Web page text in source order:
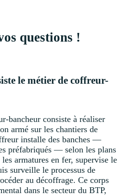
questions !
le métier de coffreur-
bancheur consiste à réaliser
armé sur les chantiers de
installe des banches —
préfabriqués — selon les plans
armatures en fer, supervise le
surveille le processus de
au décoffrage. Ce corps
dans le secteur du BTP,